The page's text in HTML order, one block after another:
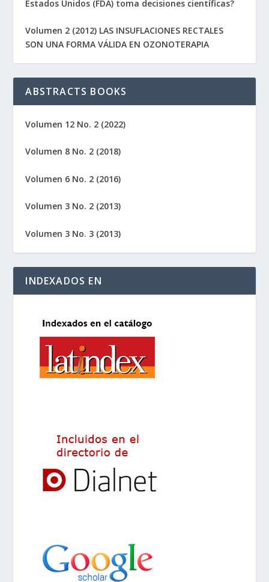
Estados Unidos (FDA) toma decisiones científicas?
Volumen 2 (2012) LAS INSUFLACIONES RECTALES
SON UNA FORMA VÁLIDA EN OZONOTERAPIA
ABSTRACTS BOOKS
Volumen 12 No. 2 (2022)
Volumen 8 No. 2 (2018)
Volumen 6 No. 2 (2016)
Volumen 3 No. 2 (2013)
Volumen 3 No. 3 (2013)
INDEXADOS EN